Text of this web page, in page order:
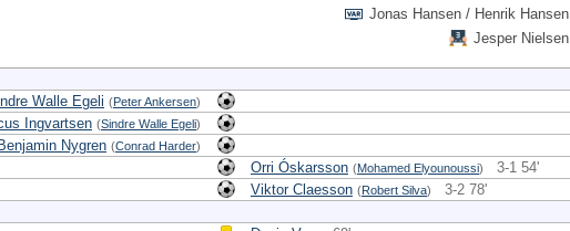
Jonas Hansen / Henrik Hansen
Jesper Nielsen
Walle Egeli (Peter Ankersen)
Ingvartsen (Sindre Walle Egeli)
Benjamin Nygren (Conrad Harder)
Orri Óskarsson (Mohamed Elyounoussi)
3-1 54'
Viktor Claesson (Robert Silva) 3-2 78'